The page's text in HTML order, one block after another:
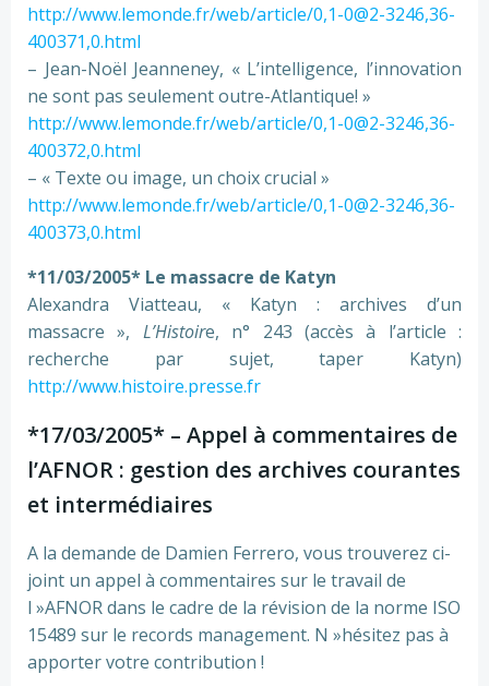
http://www.lemonde.fr/web/article/0,1-0@2-3246,36-
400371,0.html
– Jean-Noël Jeanneney, « L’intelligence, l’innovation
ne sont pas seulement outre-Atlantique! »
http://www.lemonde.fr/web/article/0,1-0@2-3246,36-
400372,0.html
– « Texte ou image, un choix crucial »
http://www.lemonde.fr/web/article/0,1-0@2-3246,36-
400373,0.html
*11/03/2005* Le massacre de Katyn
Alexandra Viatteau, « Katyn : archives d’un
massacre », L’Histoire, n° 243 (accès à l’article :
recherche par sujet, taper Katyn)
http://www.histoire.presse.fr
*17/03/2005* – Appel à commentaires de
l’AFNOR : gestion des archives courantes
et intermédiaires
A la demande de Damien Ferrero, vous trouverez ci-
joint un appel à commentaires sur le travail de
l »AFNOR dans le cadre de la révision de la norme ISO
15489 sur le records management. N »hésitez pas à
apporter votre contribution !